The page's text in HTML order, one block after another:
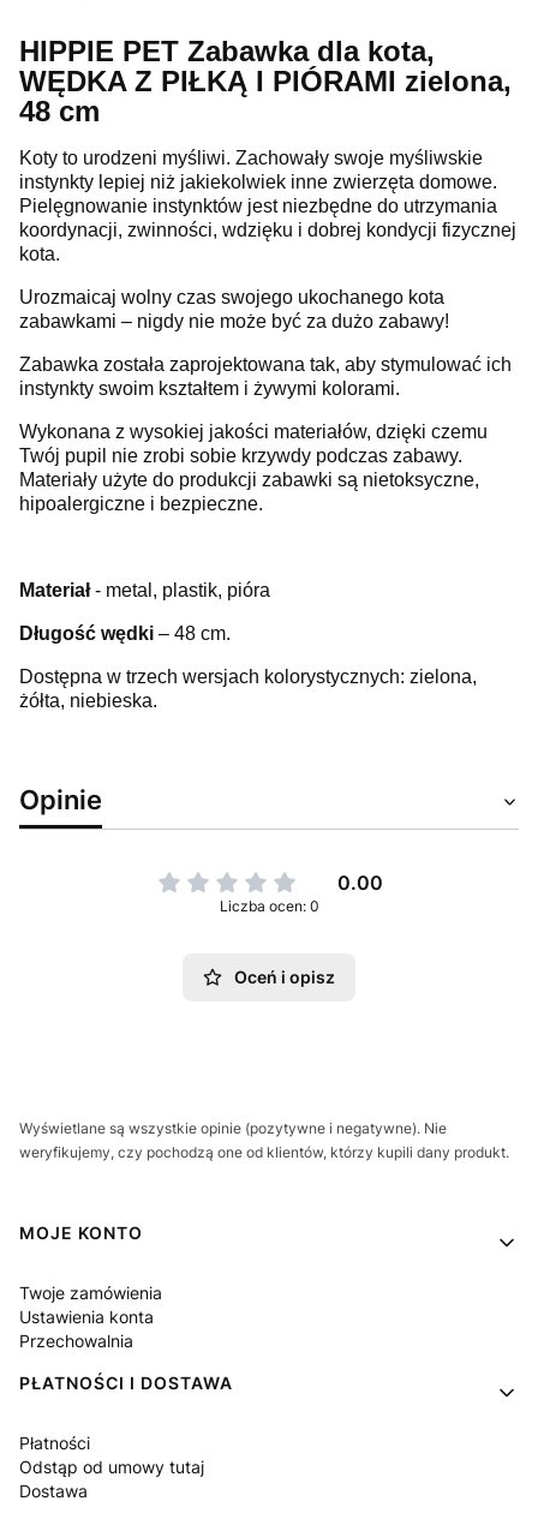
HIPPIE PET Zabawka dla kota,
WĘDKA Z PIŁKĄ I PIÓRAMI zielona,
48 cm
Koty to urodzeni myśliwi. Zachowały swoje myśliwskie
instynkty lepiej niż jakiekolwiek inne zwierzęta domowe.
Pielęgnowanie instynktów jest niezbędne do utrzymania
koordynacji, zwinności, wdzięku i dobrej kondycji fizycznej
kota.
Urozmaicaj wolny czas swojego ukochanego kota
zabawkami – nigdy nie może być za dużo zabawy!
Zabawka została zaprojektowana tak, aby stymulować ich
instynkty swoim kształtem i żywymi kolorami.
Wykonana z wysokiej jakości materiałów, dzięki czemu
Twój pupil nie zrobi sobie krzywdy podczas zabawy.
Materiały użyte do produkcji zabawki są nietoksyczne,
hipoalergiczne i bezpieczne.
Materiał- metal, plastik, pióra
Długość wędki – 48 cm.
Dostępna w trzech wersjach kolorystycznych: zielona,
żółta, niebieska.
Opinie
0.00
Liczba ocen: 0
Oceń i opisz
Wyświetlane są wszystkie opinie (pozytywne i negatywne). Nie
weryfikujemy, czy pochodzą one od klientów, którzy kupili dany produkt.
Linki w stopce
MOJE KONTO
Twoje zamówienia
Ustawienia konta
Przechowalnia
PŁATNOŚCI I DOSTAWA
Płatności
Odstąp od umowy tutaj
Dostawa